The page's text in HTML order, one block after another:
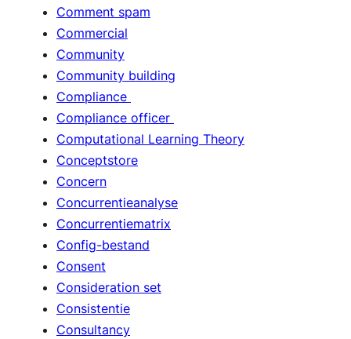
Comment spam
Commercial
Community
Community building
Compliance
Compliance officer
Computational Learning Theory
Conceptstore
Concern
Concurrentieanalyse
Concurrentiematrix
Config-bestand
Consent
Consideration set
Consistentie
Consultancy